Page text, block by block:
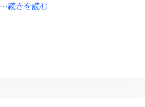
…続きを読む